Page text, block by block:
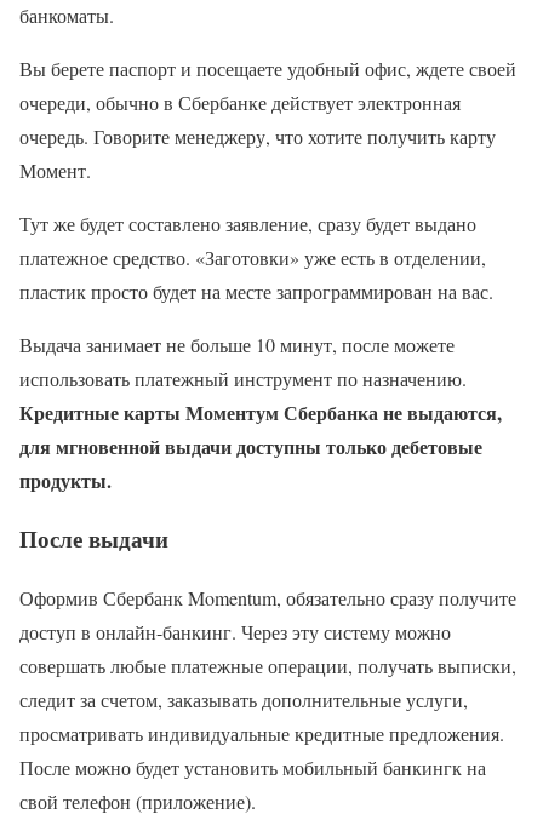
банкоматы.
Вы берете паспорт и посещаете удобный офис, ждете своей
очереди, обычно в Сбербанке действует электронная
очередь. Говорите менеджеру, что хотите получить карту
Момент.
Тут же будет составлено заявление, сразу будет выдано
платежное средство. «Заготовки» уже есть в отделении,
пластик просто будет на месте запрограммирован на вас.
Выдача занимает не больше 10 минут, после можете
использовать платежный инструмент по назначению.
Кредитные карты Моментум Сбербанка не выдаются,
для мгновенной выдачи доступны только дебетовые
продукты.
После выдачи
Оформив Сбербанк Momentum, обязательно сразу получите
доступ в онлайн-банкинг. Через эту систему можно
совершать любые платежные операции, получать выписки,
следит за счетом, заказывать дополнительные услуги,
просматривать индивидуальные кредитные предложения.
После можно будет установить мобильный банкингк на
свой телефон (приложение).